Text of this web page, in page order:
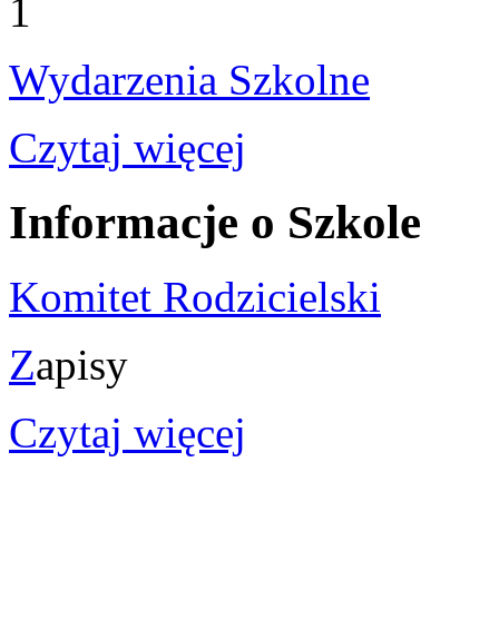
Wydarzenia Szkolne
Czytaj więcej
Informacje o Szkole
Komitet Rodzicielski
Zapisy
Czytaj więcej